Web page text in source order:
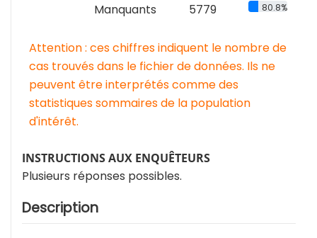
Manquants 5779 80.8%
Attention : ces chiffres indiquent le nombre de
cas trouvés dans le fichier de données. Ils ne
peuvent être interprétés comme des
statistiques sommaires de la population
d'intérêt.
INSTRUCTIONS AUX ENQUÊTEURS
Plusieurs réponses possibles.
Description